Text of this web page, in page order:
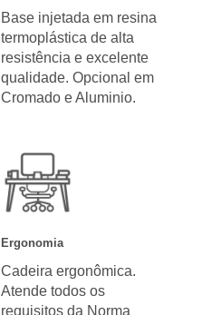
Base injetada em resina
termoplástica de alta
resistência e excelente
qualidade. Opcional em
Cromado e Aluminio.
Ergonomia
Cadeira ergonômica.
Atende todos os
requisitos da Norma